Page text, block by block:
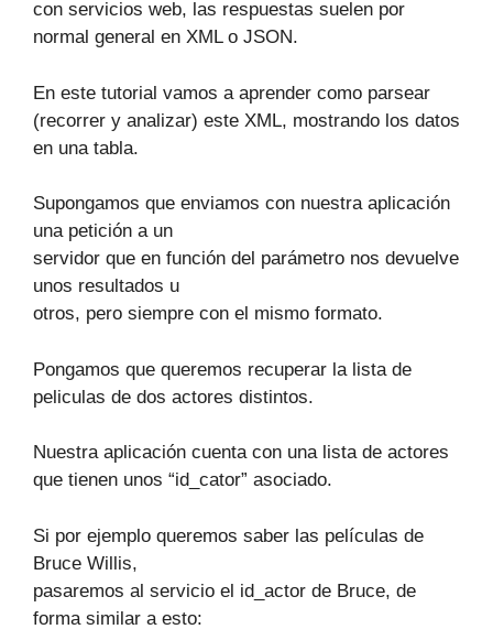
con servicios web, las respuestas suelen por
normal general en XML o JSON.
En este tutorial vamos a aprender como parsear
(recorrer y analizar) este XML, mostrando los datos
en una tabla.
Supongamos que enviamos con nuestra aplicación
una petición a un
servidor que en función del parámetro nos devuelve
unos resultados u
otros, pero siempre con el mismo formato.
Pongamos que queremos recuperar la lista de
peliculas de dos actores distintos.
Nuestra aplicación cuenta con una lista de actores
que tienen unos “id_cator” asociado.
Si por ejemplo queremos saber las películas de
Bruce Willis,
pasaremos al servicio el id_actor de Bruce, de
forma similar a esto: